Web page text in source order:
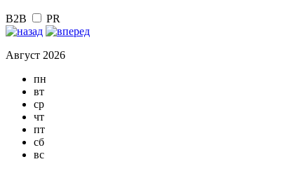
B2B PR
Август 2026
пн
вт
ср
чт
пт
сб
вс